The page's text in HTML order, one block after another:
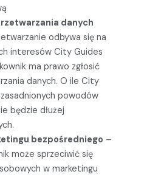
danych
odbywa się na
interesów City Guides
ma prawo zgłosić
danych. O ile City
powodów
będzie dłużej
bezpośredniego –
może sprzeciwić się
w marketingu